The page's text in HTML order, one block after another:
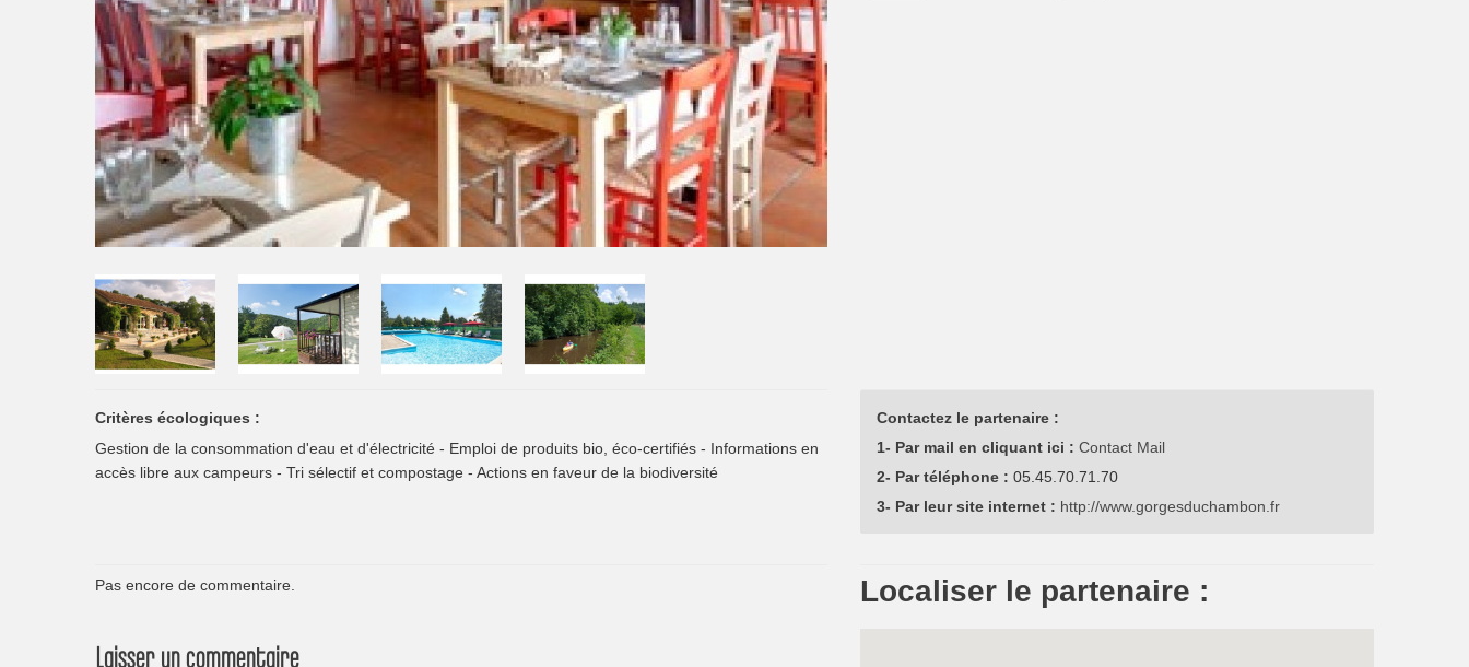
Critères écologiques :
Gestion de la consommation d'eau et d'électricité - Emploi de produits bio, éco-certifiés - Informations en
accès libre aux campeurs - Tri sélectif et compostage - Actions en faveur de la biodiversité
Contactez le partenaire :
1- Par mail en cliquant ici : Contact Mail
2- Par téléphone : 05.45.70.71.70
3- Par leur site internet : http://www.gorgesduchambon.fr
Pas encore de commentaire.
Laisser un commentaire
Localiser le partenaire :